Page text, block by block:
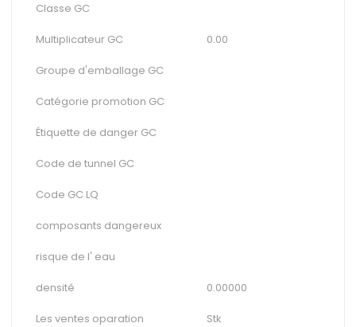
Classe GC
Multiplicateur GC 0.00
Groupe d'emballage GC
Catégorie promotion GC
Étiquette de danger GC
Code de tunnel GC
Code GC LQ
composants dangereux
risque de l' eau
densité 0.00000
Les ventes oparation Stk